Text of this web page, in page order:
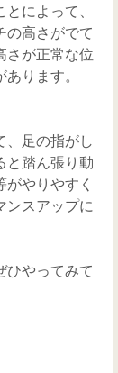
によって、
の高さがでて
さが正常な位
ります。
、足の指がし
と踏ん張り動
やりやすく
ンスアップに
ひやってみて